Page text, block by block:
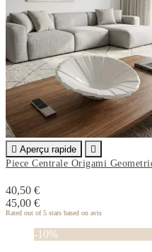
 Aperçu rapide

Piece Centrale Origami
40,50 €
45,00 €
Rated out of 5 stars based on avis
-10%